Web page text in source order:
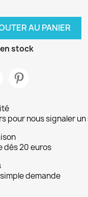
AU PANIER
stock
pour nous signaler
dés 20 euros
demande